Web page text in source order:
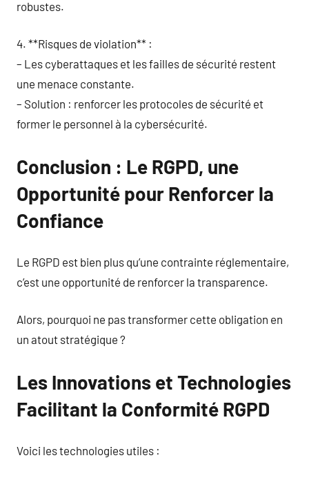
robustes.
4. **Risques de violation** :
– Les cyberattaques et les failles de sécurité restent
une menace constante.
– Solution : renforcer les protocoles de sécurité et
former le personnel à la cybersécurité.
Conclusion : Le RGPD, une
Opportunité pour Renforcer la
Confiance
Le RGPD est bien plus qu’une contrainte réglementaire,
c’est une opportunité de renforcer la transparence.
Alors, pourquoi ne pas transformer cette obligation en
un atout stratégique ?
Les Innovations et Technologies
Facilitant la Conformité RGPD
Voici les technologies utiles :